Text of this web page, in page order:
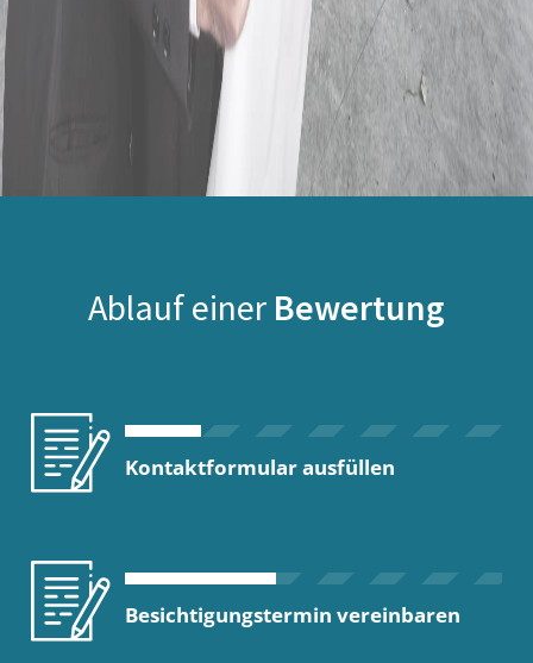
Ablauf einer Bewertung
Kontaktformular ausfüllen
Besichtigungstermin vereinbaren